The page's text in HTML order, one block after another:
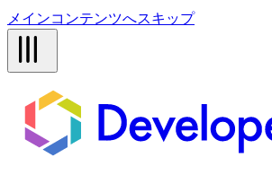
メインコンテンツへスキップ